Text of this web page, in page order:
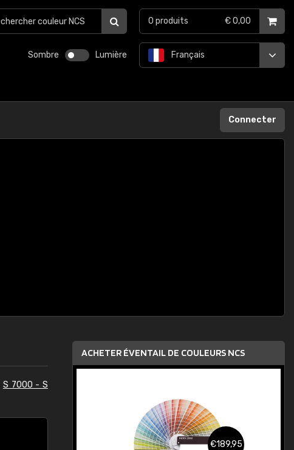
Sombre Lumière Français
0 produits € 0,00
Connecter
S 7000 - S
ACHETER ÉVENTAIL DE COULEURS NCS
€189,95